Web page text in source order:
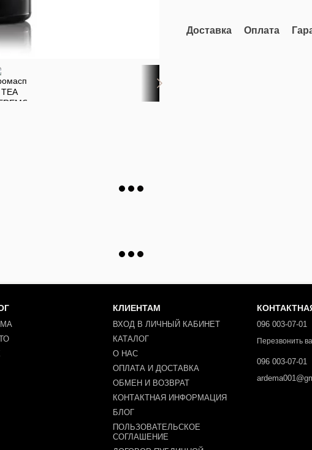
Доставка Оплата
КЛИЕНТАМ
ВХОД В ЛИЧНЫЙ КАБИНЕТ
КАТАЛОГ
О НАС
ОПЛАТА И ДОСТАВКА
ОБМЕН И ВОЗВРАТ
КОНТАКТНАЯ ИНФОРМАЦИЯ
БЛОГ
ПОЛЬЗОВАТЕЛЬСКОЕ
СОГЛАШЕНИЕ
096 003-07-01
Перезвонить
096 003-07-01